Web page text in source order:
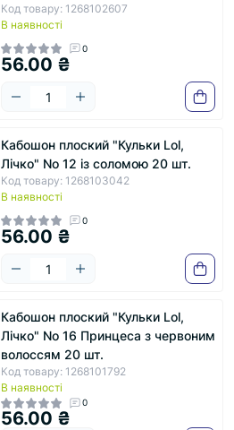
Код товару: 1268102607
В наявності
0
56.00 ₴
Кабошон плоский "Кульки Lol,
Лічко" No 12 із соломою 20 шт.
Код товару: 1268103042
В наявності
0
56.00 ₴
Кабошон плоский "Кульки Lol,
Лічко" No 16 Принцеса з червоним
волоссям 20 шт.
Код товару: 1268101792
В наявності
0
56.00 ₴